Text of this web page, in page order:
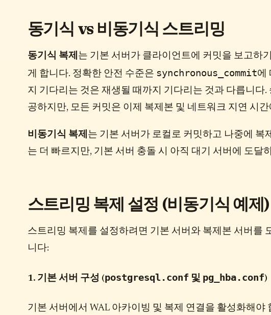
동기식 vs 비동기식 스트리밍
동기식 복제 는 기본 서버가 클라이언트에 커밋을 보고하
게 합니다. 정확한 안전 수준은 synchronous_commit에
지 기다리는 것은 재생될 때까지 기다리는 것과 다릅니다.
공하지만, 모든 커밋은 이제 복제본 및 네트워크 지연 시
비동기식 복제 는 기본 서버가 로컬로 커밋하고 나중에 복
는 더 빠르지만, 기본 서버 충돌 시 아직 대기 서버에 도달
스트리밍 복제 설정 (비동기식 예제)
스트리밍 복제를 설정하려면 기본 서버와 복제본 서버를
니다:
1. 기본 서버 구성 (postgresql.conf 및 pg_hba.conf)
기본 서버에서 WAL 아카이빙 및 복제 연결을 활성화해야